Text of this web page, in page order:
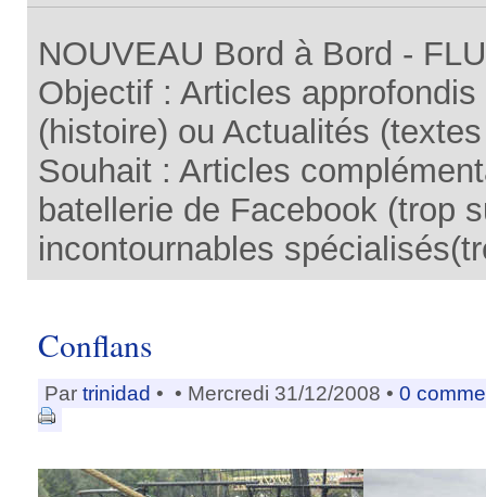
NOUVEAU Bord à Bord -
Objectif : Articles
(histoire) ou Actualités
Souhait : Articles
batellerie de Facebook (trop
incontournables
Conflans
Par trinidad • • Mercredi 31/12/2008 • 0